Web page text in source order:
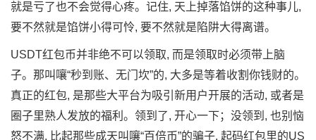
就是亏了也不会觉得心疼。记住, 天上掉落馅饼的这种事儿,
要不然就是馅饼小得可怜, 要不然就是陷阱大得离谱。
USDT红包币并非绝不可以领取, 而是领取时必须带上脑
子。那叫嚷“秒到账、无门坎”的, 大多是等着收割你钱财的。
真正的红包, 是那些大平台为吸引新用户开展的活动, 或者是
圈子里熟人发放的福利。领到了, 开心一下；没领到, 也别恼
怒不满, 比起那些成天叫嚷“百倍币”的骗子, 起码红包里的US